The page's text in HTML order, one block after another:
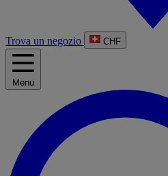
Trova un negozio CHF
Menu